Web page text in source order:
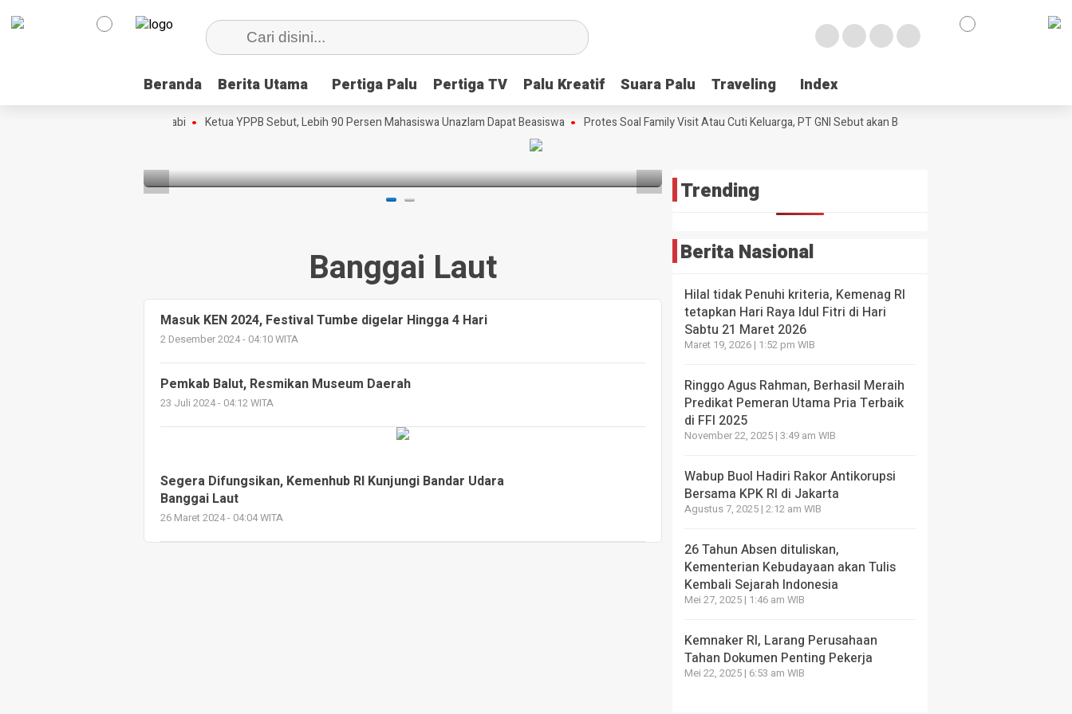
Beranda Berita Utama Pertiga Palu Pertiga TV Palu Kreatif Suara Palu Traveling Index
Beranda Berita Utama Pertiga Palu Pertiga TV Palu Kreatif Suara Palu Traveling Index
Disini, Dokumenter Pesta Babi Ketua YPPB Sebut, Lebih 90 Persen Mahasiswa Unazlam Dapat Beasiswa Protes Soal Family Visit Atau Cuti Keluarga, PT GNI Sebut akan Berlaku Januari 2027
Strategis HEADLINE
Nonton Disini, Dokumenter Pesta Babi
Sebut,
Lebih 90
Mahasiswa
Unazlam
Dapat
3 bulan yang lalu
Keluarga,
PT GNI
akan
Berlaku
Januari
lalu
HEADLINE
Wabup Poso Jemput Peluang Besar Kakao Sulawesi di
Makassar
Bibit
Unggul
Futsal
Konsumtif
Teknologi
Digital di
Banggai Laut
Masuk KEN 2024, Festival Tumbe digelar Hingga 4 Hari
2 Desember 2024 - 04:10 WITA
Pemkab Balut, Resmikan Museum Daerah
23 Juli 2024 - 04:12 WITA
Segera Difungsikan, Kemenhub RI Kunjungi Bandar Udara
Banggai Laut
26 Maret 2024 - 04:04 WITA
Trending
Berita Nasional
Hilal tidak Penuhi kriteria, Kemenag RI
tetapkan Hari Raya Idul Fitri di Hari
Sabtu 21 Maret 2026
Maret 19, 2026 | 1:52 pm WIB
Ringgo Agus Rahman, Berhasil Meraih
Predikat Pemeran Utama Pria Terbaik
di FFI 2025
November 22, 2025 | 3:49 am WIB
Wabup Buol Hadiri Rakor Antikorupsi
Bersama KPK RI di Jakarta
Agustus 7, 2025 | 2:12 am WIB
26 Tahun Absen dituliskan,
Kementerian Kebudayaan akan Tulis
Kembali Sejarah Indonesia
Mei 27, 2025 | 1:46 am WIB
Kemnaker RI, Larang Perusahaan
Tahan Dokumen Penting Pekerja
Mei 22, 2025 | 6:53 am WIB